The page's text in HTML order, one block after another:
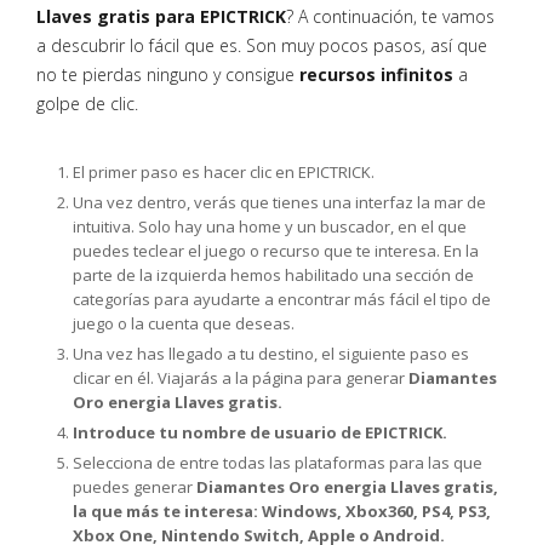
Llaves gratis para EPICTRICK? A continuación, te vamos
a descubrir lo fácil que es. Son muy pocos pasos, así que
no te pierdas ninguno y consigue recursos infinitos a
golpe de clic.
El primer paso es hacer clic en EPICTRICK.
Una vez dentro, verás que tienes una interfaz la mar de
intuitiva. Solo hay una home y un buscador, en el que
puedes teclear el juego o recurso que te interesa. En la
parte de la izquierda hemos habilitado una sección de
categorías para ayudarte a encontrar más fácil el tipo de
juego o la cuenta que deseas.
Una vez has llegado a tu destino, el siguiente paso es
clicar en él. Viajarás a la página para generar Diamantes
Oro energia Llaves gratis.
Introduce tu nombre de usuario de EPICTRICK.
Selecciona de entre todas las plataformas para las que
puedes generar Diamantes Oro energia Llaves gratis,
la que más te interesa: Windows, Xbox360, PS4, PS3,
Xbox One, Nintendo Switch, Apple o Android.